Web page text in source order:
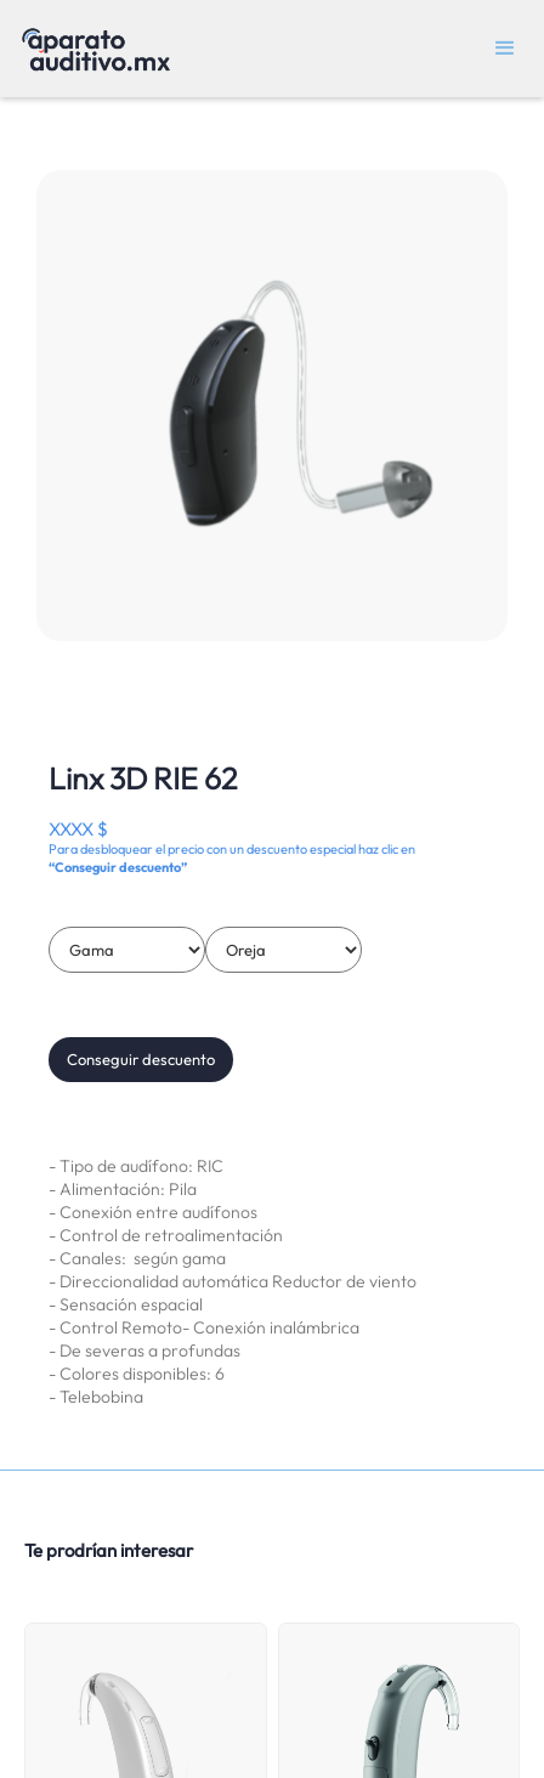
Linx 3D RIE 62
XXXX $
Para desbloquear el precio con un descuento especial haz clic en
“Conseguir descuento”
Conseguir descuento
- Tipo de audífono: RIC
- Alimentación: Pila
- Conexión entre audífonos
- Control de retroalimentación
- Canales: según gama
- Direccionalidad automática Reductor de viento
- Sensación espacial
- Control Remoto- Conexión inalámbrica
- De severas a profundas
- Colores disponibles: 6
- Telebobina
Te prodrían interesar